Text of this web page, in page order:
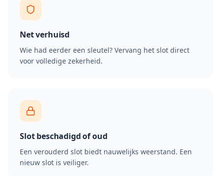
Net verhuisd
Wie had eerder een sleutel? Vervang het slot direct
voor volledige zekerheid.
Slot beschadigd of oud
Een verouderd slot biedt nauwelijks weerstand. Een
nieuw slot is veiliger.